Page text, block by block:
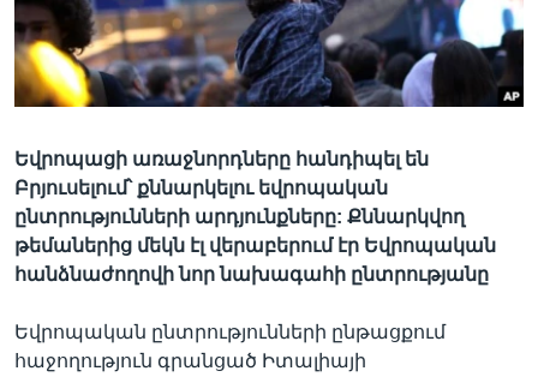
Լեզուներ
Եվրոպացի առաջնորդները հանդիպել են
Բրյուսելում՝ քննարկելու եվրոպական
ընտրությունների արդյունքները: Քննարկվող
թեմաներից մեկն էլ վերաբերում էր Եվրոպական
հանձնաժողովի նոր նախագահի ընտրությանը
Եվրոպական ընտրությունների ընթացքում
հաջողություն գրանցած Իտալիայի